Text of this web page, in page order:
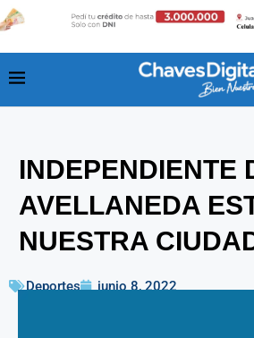
INDEPENDIENTE
AVELLANEDA
NUESTRA
Deportes junio 8, 2022